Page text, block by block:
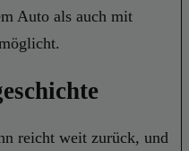
Auto als auch mit
reicht weit zurück, und